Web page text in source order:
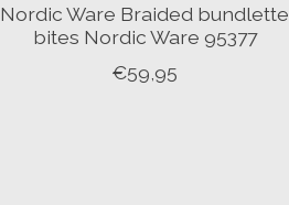
Nordic Ware Braided bundlette
bites Nordic Ware 95377
€59,95